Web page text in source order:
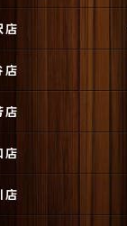
店
店
店
店
店